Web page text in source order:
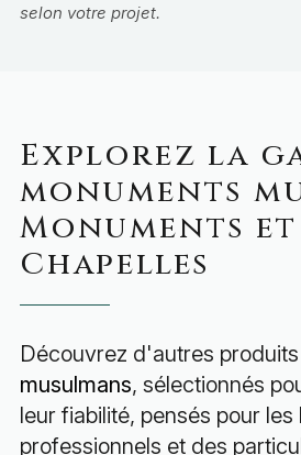
selon votre projet.
Explorez la
monuments
Monuments et
Chapelles
Découvrez d'autres produits
musulmans, sélectionnés
leur fiabilité, pensés pour les
professionnels et des